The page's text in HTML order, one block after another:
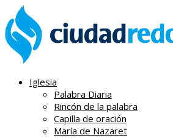
Iglesia
Palabra Diaria
Rincón de la palabra
Capilla de oración
María de Nazaret